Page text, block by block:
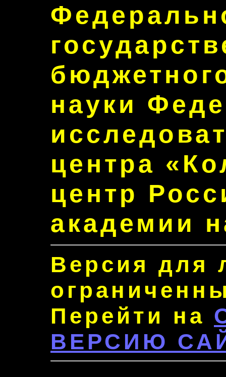
науки
центра
центр
академии
Версия для
Перейти на
ВЕРСИЮ